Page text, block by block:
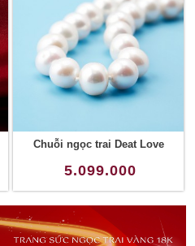
Chuỗi ngọc trai Deat Love
5.099.000